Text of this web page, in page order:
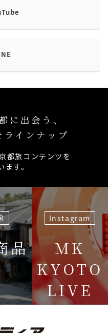
に出会う、
インナップ
都旅コンテンツを
ます。
品
Instagram
MK
KYOTO
LIVE